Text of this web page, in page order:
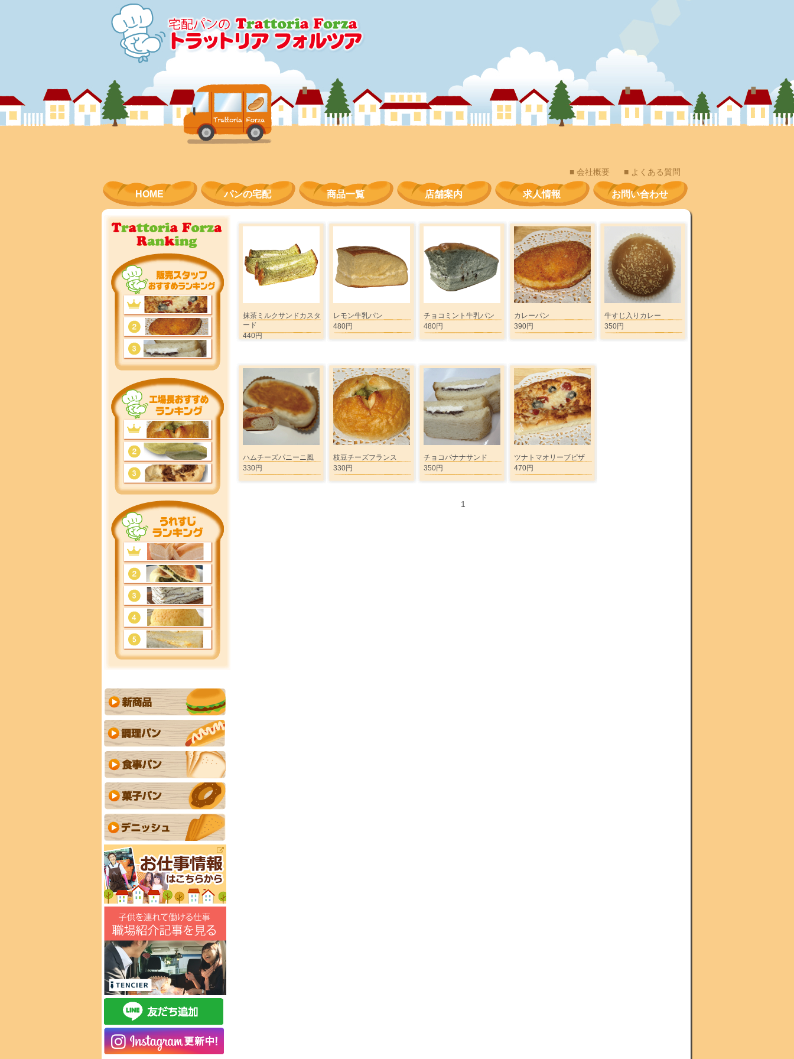
コンテンツにスキップ
■ 会社概要 ■ よくある質問
HOME パンの宅配 商品一覧 店舗案内 求人情報 お問い合わせ
抹茶ミルクサンドカスタ
ード
440円
レモン牛乳パン
480円
チョコミント牛乳パン
480円
カレーパン
390円
牛すじ入りカレー
350円
ハムチーズパニーニ風
330円
枝豆チーズフランス
330円
チョコバナナサンド
350円
ツナトマオリーブピザ
470円
1